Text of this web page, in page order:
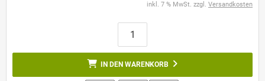
inkl. 7 % MwSt. zzgl. Versandkosten
IN DEN WARENKORB